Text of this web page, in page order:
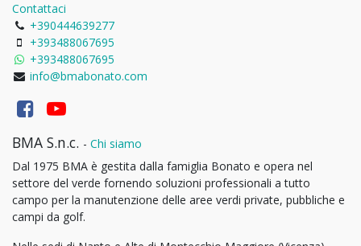
Contattaci
+390444639277
+393488067695
+393488067695
info@bmabonato.com
BMA S.n.c. - Chi siamo
Dal 1975 BMA è gestita dalla famiglia Bonato e opera nel
settore del verde fornendo soluzioni professionali a tutto
campo per la manutenzione delle aree verdi private, pubbliche e
campi da golf.